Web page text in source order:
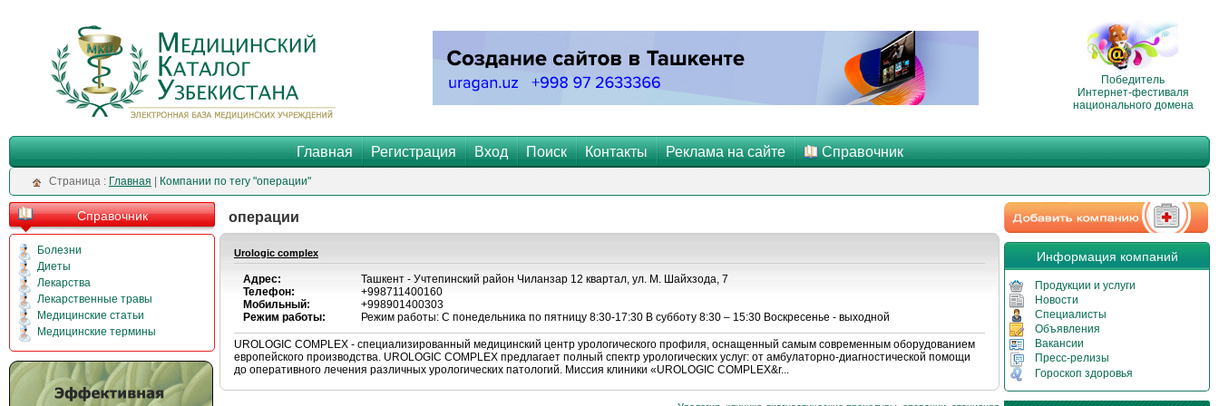
Победитель
Интернет-фестиваля
национального домена
Главная Регистрация Вход Поиск Контакты Реклама на сайте Справочник
Cтраница : Главная Компании по тегу "операции"
Справочник
Болезни
Диеты
Лекарства
Лекарственные травы
Медицинские статьи
Медицинские термины
операции
Urologic complex
Адрес:
Телефон:
Мобильный:
Режим работы:
Ташкент - Учтепинский район Чиланзар 12 квартал, ул. М. Шайхзода, 7
+998711400160
+998901400303
Режим работы: С понедельника по пятницу 8:30-17:30 В субботу 8:30 – 15:30 Воскресенье - выходной
UROLOGIC COMPLEX - специализированный медицинский центр урологического профиля, оснащенный самым современным оборудованием
европейского производства. UROLOGIC COMPLEX предлагает полный спектр урологических услуг: от амбулаторно-диагностической помощи
до оперативного лечения различных урологических патологий. Миссия клиники «UROLOGIC COMPLEX&r...
Информация компаний
Продукции и услуги
Новости
Специалисты
Объявления
Вакансии
Пресс-релизы
Гороскоп здоровья